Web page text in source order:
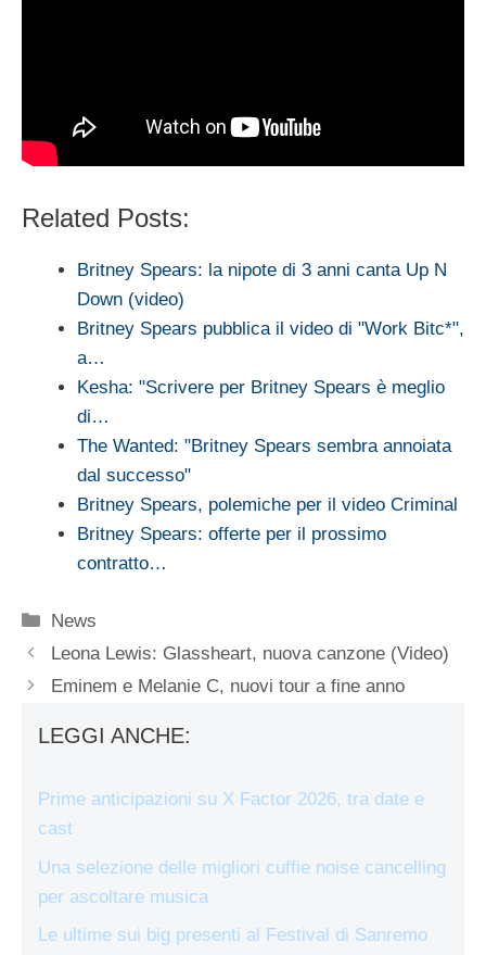
Related Posts:
Britney Spears: la nipote di 3 anni canta Up N
Down (video)
Britney Spears pubblica il video di "Work Bitc*",
a…
Kesha: "Scrivere per Britney Spears è meglio
di…
The Wanted: "Britney Spears sembra annoiata
dal successo"
Britney Spears, polemiche per il video Criminal
Britney Spears: offerte per il prossimo
contratto…
Categorie
News
Leona Lewis: Glassheart, nuova canzone (Video)
Eminem e Melanie C, nuovi tour a fine anno
LEGGI ANCHE:
Prime anticipazioni su X Factor 2026, tra date e
cast
Una selezione delle migliori cuffie noise cancelling
per ascoltare musica
Le ultime sui big presenti al Festival di Sanremo